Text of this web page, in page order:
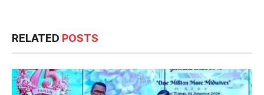
RELATED POSTS